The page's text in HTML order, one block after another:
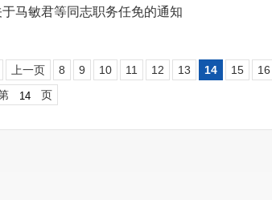
于马敏君等同志职务任免的通知
上一页 8 9 10 11 12 13 14 15 16
页